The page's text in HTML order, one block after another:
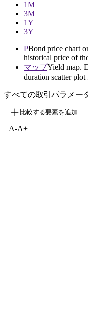
1M
3M
1Y
3Y
PBond price chart
historical price of
マップYield map.
duration scatter plot
すべての取引パラメー
比較する要素を追加